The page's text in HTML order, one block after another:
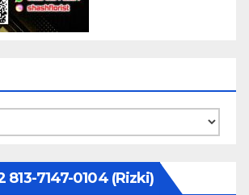
813-7147-0104‬ (Rizki)